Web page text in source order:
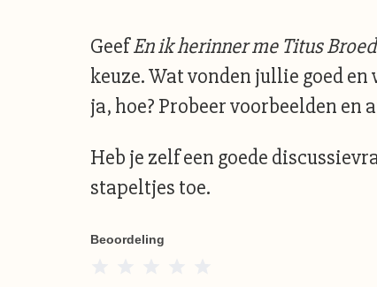
GeefEn ik herinner me Titus
keuze. Wat vonden jullie goed
ja, hoe? Probeer voorbeelden
Heb je zelf een goede
stapeltjes toe.
Beoordeling